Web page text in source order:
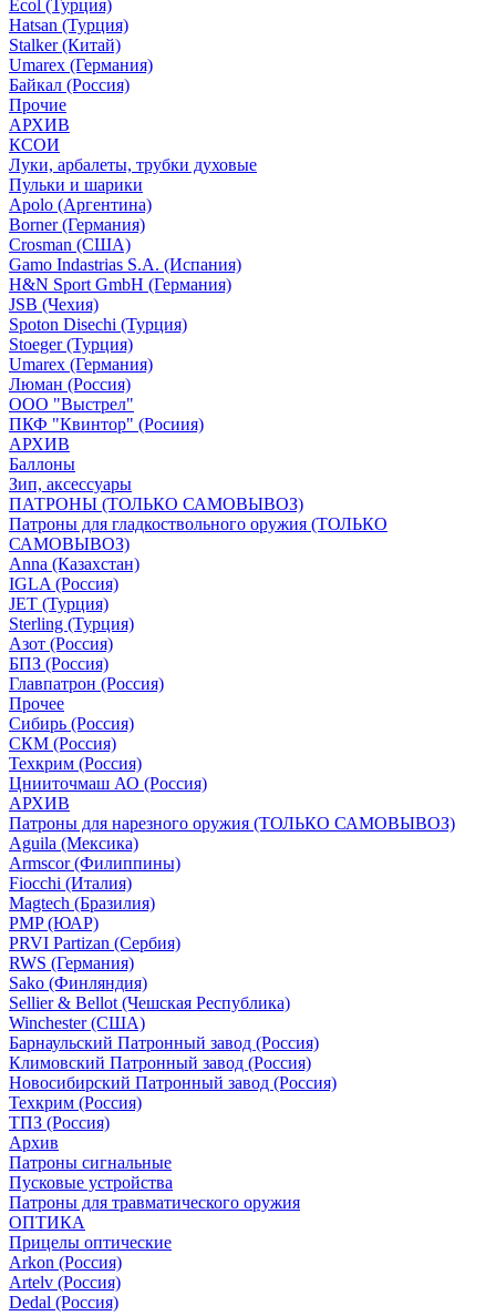
Ecol (Турция)
Hatsan (Турция)
Stalker (Китай)
Umarex (Германия)
Байкал (Россия)
Прочие
АРХИВ
КСОИ
Луки, арбалеты, трубки духовые
Пульки и шарики
Apolo (Аргентина)
Borner (Германия)
Crosman (США)
Gamo Indastrias S.A. (Испания)
H&N Sport GmbH (Германия)
JSB (Чехия)
Spoton Disechi (Турция)
Stoeger (Турция)
Umarex (Германия)
Люман (Россия)
ООО "Выстрел"
ПКФ "Квинтор" (Росиия)
АРХИВ
Баллоны
Зип, аксессуары
ПАТРОНЫ (ТОЛЬКО САМОВЫВОЗ)
Патроны для гладкоствольного оружия (ТОЛЬКО
САМОВЫВОЗ)
Anna (Казахстан)
IGLA (Россия)
JET (Турция)
Sterling (Турция)
Азот (Россия)
БПЗ (Россия)
Главпатрон (Россия)
Прочее
Сибирь (Россия)
СКМ (Россия)
Техкрим (Россия)
Цнииточмаш АО (Россия)
АРХИВ
Патроны для нарезного оружия (ТОЛЬКО САМОВЫВОЗ)
Aguila (Мексика)
Armscor (Филиппины)
Fiocchi (Италия)
Magtech (Бразилия)
PMP (ЮАР)
PRVI Partizan (Сербия)
RWS (Германия)
Sako (Финляндия)
Sellier & Bellot (Чешская Республика)
Winchester (США)
Барнаульский Патронный завод (Россия)
Климовский Патронный завод (Россия)
Новосибирский Патронный завод (Россия)
Техкрим (Россия)
ТПЗ (Россия)
Архив
Патроны сигнальные
Пусковые устройства
Патроны для травматического оружия
ОПТИКА
Прицелы оптические
Arkon (Россия)
Artelv (Россия)
Dedal (Россия)